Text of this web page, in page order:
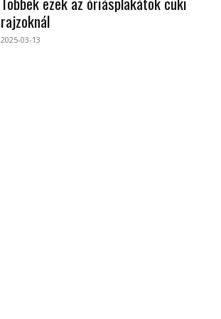
rajzoknál
2025-03-13